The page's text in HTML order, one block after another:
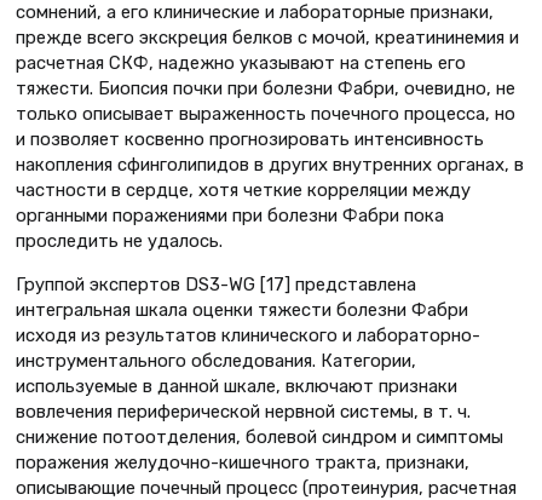
сомнений, а его клинические и лабораторные признаки,
прежде всего экскреция белков с мочой, креатининемия и
расчетная СКФ, надежно указывают на степень его
тяжести. Биопсия почки при болезни Фабри, очевидно, не
только описывает выраженность почечного процесса, но
и позволяет косвенно прогнозировать интенсивность
накопления сфинголипидов в других внутренних органах, в
частности в сердце, хотя четкие корреляции между
органными поражениями при болезни Фабри пока
проследить не удалось.
Группой экспертов DS3-WG [17] представлена
интегральная шкала оценки тяжести болезни Фабри
исходя из результатов клинического и лабораторно-
инструментального обследования. Категории,
используемые в данной шкале, включают признаки
вовлечения периферической нервной системы, в т. ч.
снижение потоотделения, болевой синдром и симптомы
поражения желудочно-кишечного тракта, признаки,
описывающие почечный процесс (протеинурия, расчетная